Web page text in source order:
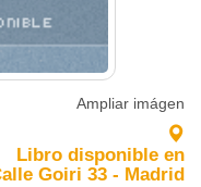
Ampliar imágen
Libro disponible en
Goiri 33 - Madrid